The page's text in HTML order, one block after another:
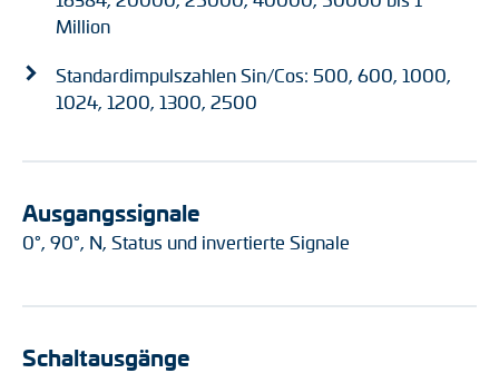
Million
Standardimpulszahlen Sin/Cos: 500, 600, 1000,
1024, 1200, 1300, 2500
Ausgangssignale
0°, 90°, N, Status und invertierte Signale
Schaltausgänge